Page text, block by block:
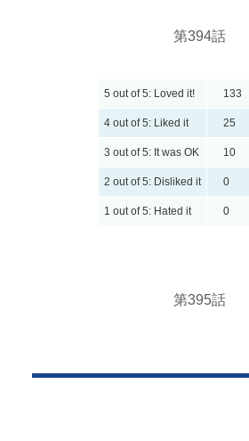
第394話
5 out of 5: Loved it! 133
4 out of 5: Liked it 25
3 out of 5: It was OK 10
2 out of 5: Disliked it 0
1 out of 5: Hated it 0
第395話